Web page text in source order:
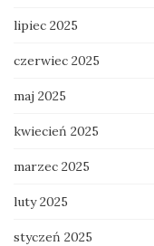
lipiec 2025
czerwiec 2025
maj 2025
kwiecień 2025
marzec 2025
luty 2025
styczeń 2025